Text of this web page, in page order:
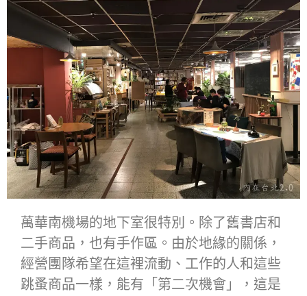
萬華南機場的地下室很特別。除了舊書店和
二手商品，也有手作區。由於地緣的關係，
經營團隊希望在這裡流動、工作的人和這些
跳蚤商品一樣，能有「第二次機會」，這是